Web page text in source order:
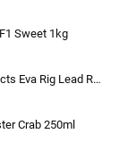
Sweet 1kg
Eva Rig Lead Rod
Crab 250ml